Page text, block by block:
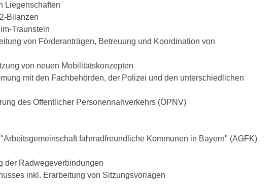
Liegenschaften
Bilanzen
Traunstein
von Förderanträgen, Betreuung und Koordination von
von neuen Mobilitätskonzepten
mit den Fachbehörden, der Polizei und den unterschiedlichen
des Öffentlicher Personennahverkehrs (ÖPNV)
fahrradfreundliche Kommunen in Bayern" (AGFK)
der Radwegeverbindungen
inkl. Erarbeitung von Sitzungsvorlagen